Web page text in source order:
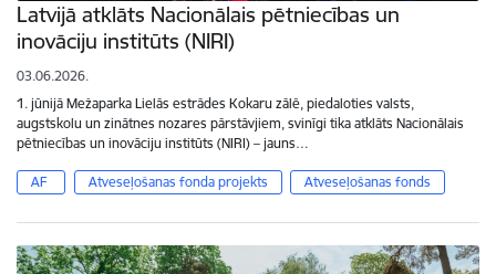
Latvijā atklāts Nacionālais pētniecības un
inovāciju institūts (NIRI)
03.06.2026.
1. jūnijā Mežaparka Lielās estrādes Kokaru zālē, piedaloties valsts,
augstskolu un zinātnes nozares pārstāvjiem, svinīgi tika atklāts Nacionālais
pētniecības un inovāciju institūts (NIRI) – jauns…
AF Atveseļošanas fonda projekts Atveseļošanas fonds